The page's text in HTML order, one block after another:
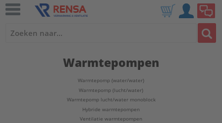
Warmtepompen
Warmtepomp (water/water)
Warmtepomp (lucht/water)
Warmtepomp lucht/water monoblock
Hybride warmtepompen
Ventilatie warmtepompen